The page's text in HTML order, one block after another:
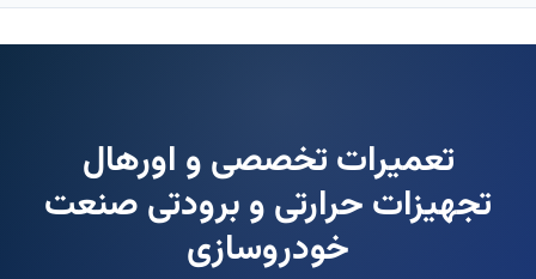
تعمیرات تخصصی و اورهال
تجهیزات حرارتی و برودتی صنعت
خودروسازی